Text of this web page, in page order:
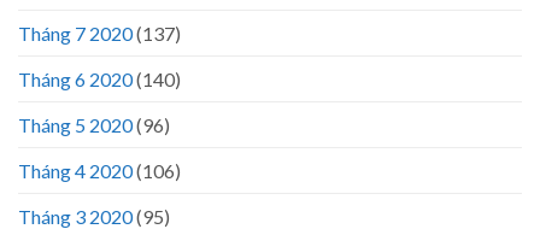
Tháng 7 2020(137)
Tháng 6 2020(140)
Tháng 5 2020(96)
Tháng 4 2020(106)
Tháng 3 2020(95)